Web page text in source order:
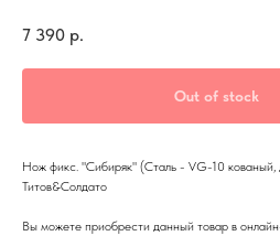
7 390 р.
Out of stock
Нож фикс. "Сибиряк" (Сталь - VG-10 кованый,
Титов&Солдато
Вы можете приобрести данный товар в